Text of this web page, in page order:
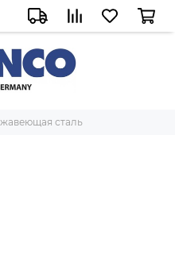
сталь